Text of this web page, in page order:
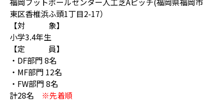
東区香椎浜ふ頭1丁目2-17）
【対 象】
小学3.4年生
【定 員】
・DF部門 8名
・MF部門 12名
・FW部門 8名
計28名 ※先着順